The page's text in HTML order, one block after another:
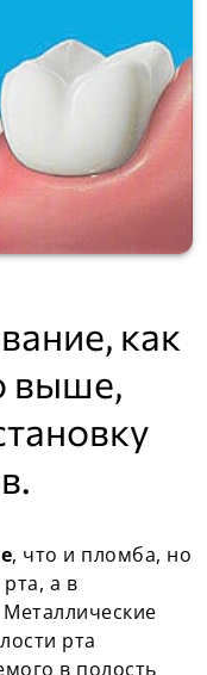
как
выше,
, что и пломба, но
а в
рта
в полость